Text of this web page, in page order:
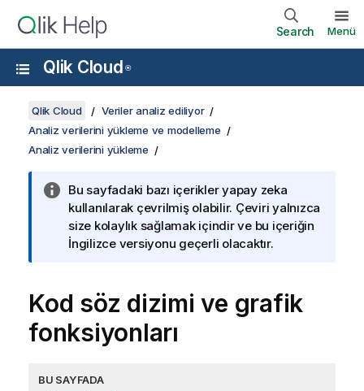
Search Menü
Qlik Cloud ®
Qlik Cloud
Veriler analiz ediliyor
Analiz verilerini yükleme ve modelleme
Analiz verilerini yükleme
Bu sayfadaki bazı içerikler yapay zeka
kullanılarak çevrilmiş olabilir. Çeviri yalnızca
size kolaylık sağlamak içindir ve bu içeriğin
İngilizce versiyonu geçerli olacaktır.
Kod söz dizimi ve grafik
fonksiyonları
BU SAYFADA